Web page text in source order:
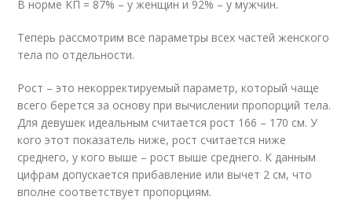
В норме KП = 87% – у женщин и 92% – у мужчин.
Теперь рассмотрим все параметры всех частей женского
тела по отдельности.
Рост – это некорректируемый параметр, который чаще
всего берется за основу при вычислении пропорций тела.
Для девушек идеальным считается рост 166 – 170 см. У
кого этот показатель ниже, рост считается ниже
среднего, у кого выше – рост выше среднего. К данным
цифрам допускается прибавление или вычет 2 см, что
вполне соответствует пропорциям.